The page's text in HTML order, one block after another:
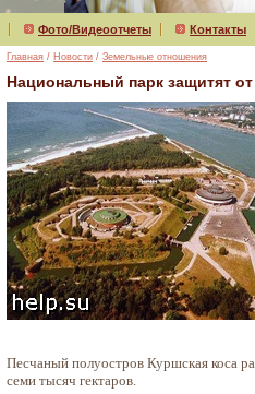
Фото/Видеоотчеты Контакты
Главная / Новости / Земельные отношения
Национальный парк защитят
Песчаный полуостров Куршская коса
семи тысяч гектаров.